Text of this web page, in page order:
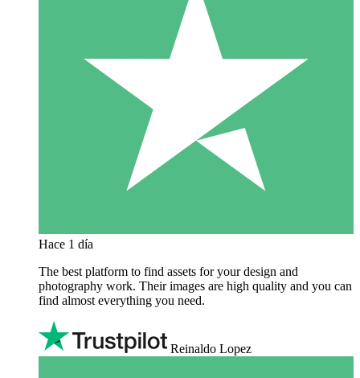
Hace 1 día
The best platform to find assets for your design and
photography work. Their images are high quality and you can
find almost everything you need.
Reinaldo Lopez